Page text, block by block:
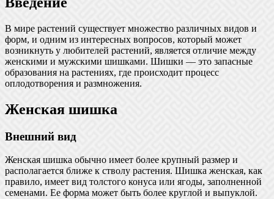
В мире растений существует множество различных видов и
форм, и одним из интересных вопросов, который может
возникнуть у любителей растений, является отличие между
женскими и мужскими шишками. Шишки — это запасные
образования на растениях, где происходит процесс
оплодотворения и размножения.
Женская шишка
Внешний вид
Женская шишка обычно имеет более крупный размер и
располагается ближе к стволу растения. Шишка женская, как
правило, имеет вид толстого конуса или ягоды, заполненной
семенами. Ее форма может быть более круглой и выпуклой.